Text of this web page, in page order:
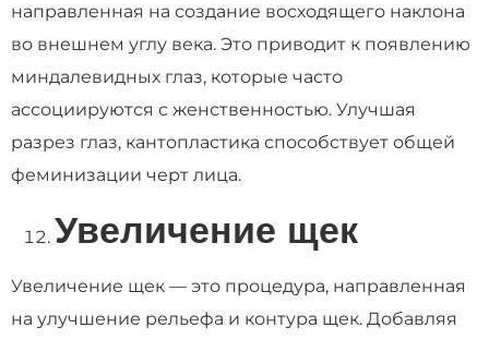
направленная на создание восходящего наклона
во внешнем углу века. Это приводит к появлению
миндалевидных глаз, которые часто
ассоциируются с женственностью. Улучшая
разрез глаз, кантопластика способствует общей
феминизации черт лица.
Увеличение щек
Увеличение щек — это процедура, направленная
на улучшение рельефа и контура щек. Добавляя